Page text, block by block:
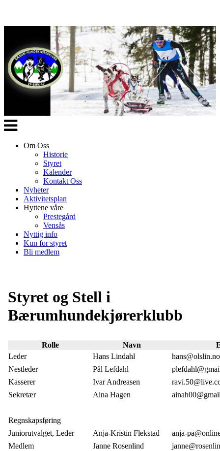
Veksle
navigasjon
Om Oss
Historie
Styret
Kalender
Kontakt Oss
Nyheter
Aktivitetsplan
Hyttene våre
Prestegård
Vensås
Nyttig info
Kun for styret
Bli medlem
Styret og Stell i
Bærumhundekjørerklubb
Rolle Navn
Leder
Hans Lindahl
hans@olslin.no
Nestleder
Pål Lefdahl
Kasserer
Ivar Andreasen
Sekretær
Aina Hagen
Regnskapsføring
Juniorutvalget, Leder
Anja-Kristin Flekstad
anja-
Medlem
Janne Rosenlind